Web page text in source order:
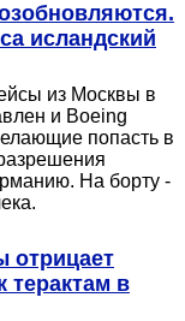
исландский
из Москвы в
и Boeing
попасть в
На борту -
отрицает
терактам в